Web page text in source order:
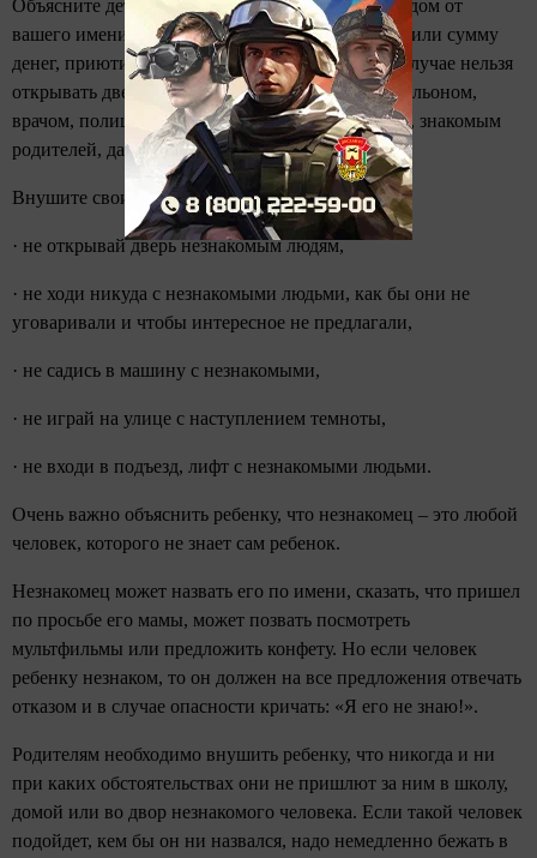
Объясните детям, что никто не может прийти в дом от
вашего имени с просьбой отдать какую-то вещь или сумму
денег, приютить на ночлег и т.д. Что ни в коем случае нельзя
открывать дверь лицам, представившимся почтальоном,
врачом, полицейским, сантехником, электриком, знакомым
родителей, даже если они станут уговаривать.
Внушите своим детям пять «не»:
· не открывай дверь незнакомым людям,
· не ходи никуда с незнакомыми людьми, как бы они не
уговаривали и чтобы интересное не предлагали,
· не садись в машину с незнакомыми,
· не играй на улице с наступлением темноты,
· не входи в подъезд, лифт с незнакомыми людьми.
Очень важно объяснить ребенку, что незнакомец – это любой
человек, которого не знает сам ребенок.
Незнакомец может назвать его по имени, сказать, что пришел
по просьбе его мамы, может позвать посмотреть
мультфильмы или предложить конфету. Но если человек
ребенку незнаком, то он должен на все предложения отвечать
отказом и в случае опасности кричать: «Я его не знаю!».
Родителям необходимо внушить ребенку, что никогда и ни
при каких обстоятельствах они не пришлют за ним в школу,
домой или во двор незнакомого человека. Если такой человек
подойдет, кем бы он ни назвался, надо немедленно бежать в